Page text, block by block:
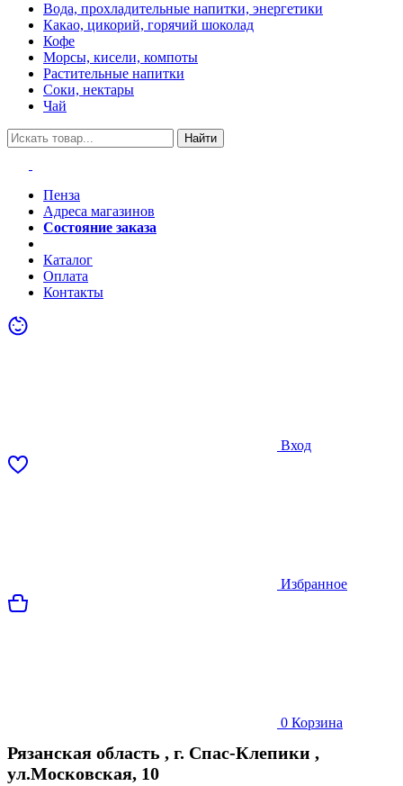
Вода, прохладительные напитки, энергетики
Какао, цикорий, горячий шоколад
Кофе
Морсы, кисели, компоты
Растительные напитки
Соки, нектары
Чай
Найти
Пенза
Адреса магазинов
Состояние заказа
Каталог
Оплата
Контакты
Вход
Избранное
0 Корзина
Рязанская область , г. Спас-Клепики ,
ул.Московская, 10